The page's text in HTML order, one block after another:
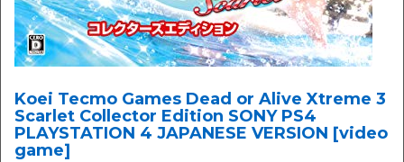
Koei Tecmo Games Dead or Alive Xtreme 3
Scarlet Collector Edition SONY PS4
PLAYSTATION 4 JAPANESE VERSION [video
game]